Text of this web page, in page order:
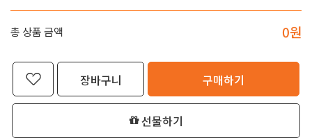
총 상품 금액 0원
장바구니 구매하기
선물하기